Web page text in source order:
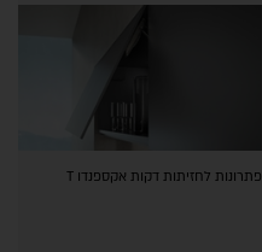
פתרונות לחזיתות דקות אקספנדו T